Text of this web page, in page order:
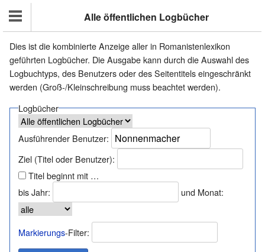
Alle öffentlichen Logbücher
Dies ist die kombinierte Anzeige aller in Romanistenlexikon
geführten Logbücher. Die Ausgabe kann durch die Auswahl des
Logbuchtyps, des Benutzers oder des Seitentitels eingeschränkt
werden (Groß-/Kleinschreibung muss beachtet werden).
Logbücher
Ausführender Benutzer:
Ziel (Titel oder Benutzer):
Titel beginnt mit …
bis Jahr:
und Monat:
Markierungs-Filter: